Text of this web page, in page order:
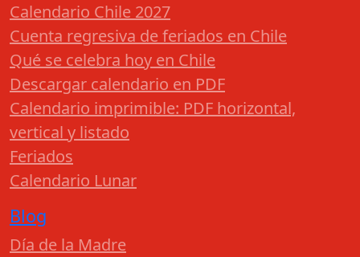
Calendario Chile 2027
Cuenta regresiva de feriados en Chile
Qué se celebra hoy en Chile
Descargar calendario en PDF
Calendario imprimible: PDF horizontal,
vertical y listado
Feriados
Calendario Lunar
Blog
Día de la Madre